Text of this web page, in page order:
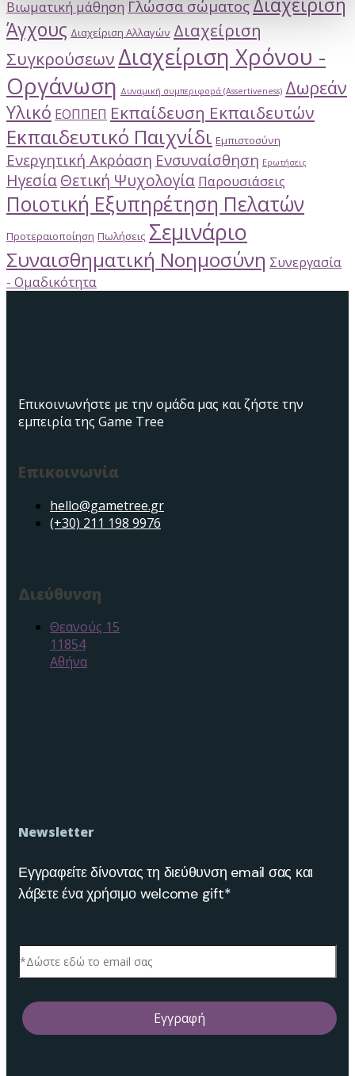
Βιωματική μάθηση Γλώσσα σώματος Διαχείριση
Άγχους Διαχείριση Αλλαγών Διαχείριση
Συγκρούσεων Διαχείριση Χρόνου -
Οργάνωση Δυναμική συμπεριφορά (Assertiveness) Δωρεάν
Υλικό ΕΟΠΠΕΠ Εκπαίδευση Εκπαιδευτών
Εκπαιδευτικό Παιχνίδι Εμπιστοσύνη
Ενεργητική Ακρόαση Ενσυναίσθηση Ερωτήσεις
ΗγεσίαΘετική Ψυχολογία Παρουσιάσεις
Ποιοτική Εξυπηρέτηση Πελατών
Προτεραιοποίηση Πωλήσεις Σεμινάριο
Συναισθηματική Νοημοσύνη Συνεργασία
- Ομαδικότητα
Επικοινωνήστε με την ομάδα μας και ζήστε την
εμπειρία της Game Tree
Επικοινωνία
hello@gametree.gr
(+30) 211 198 9976
Διεύθυνση
Θεανούς 15
11854
Αθήνα
Newsletter
Εγγραφείτε δίνοντας τη διεύθυνση email σας και
λάβετε ένα χρήσιμο welcome gift*